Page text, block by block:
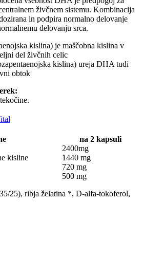
živčnem sistemu. Kombinacija
in podpira normalno delovanje
delovanju srca.
kislina) je maščobna kislina v
del živčnih celic
kislina) ureja DHA tudi
obtok
na 2 kapsuli
2400mg
kisline
1440 mg
720 mg
500 mg
25), ribja želatina *, D-alfa-tokoferol,